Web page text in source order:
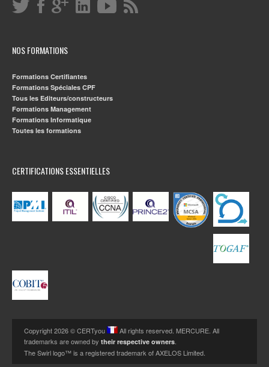
NOS FORMATIONS
Formations Certifiantes
Formations Spéciales CPF
Tous les Editeurs/constructeurs
Formations Management
Formations Informatique
Toutes les formations
CERTIFICATIONS ESSENTIELLES
Copyright 2026 © CERTyou
All rights reserved. MERCURE. All
trademarks are owned by their respective owners.
The Swirl logo™ is a registered trademark of AXELOS Limited.